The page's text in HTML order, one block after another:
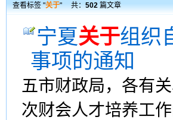
查看标签 "关于" 共：502篇文章
宁夏关于组织
事项的通知
五市财政局，各有
次财会人才培养工